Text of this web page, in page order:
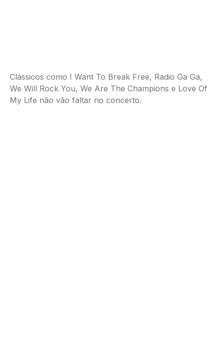
Clássicos como I Want To Break Free, Radio Ga Ga,
We Will Rock You, We Are The Champions e Love Of
My Life não vão faltar no concerto.